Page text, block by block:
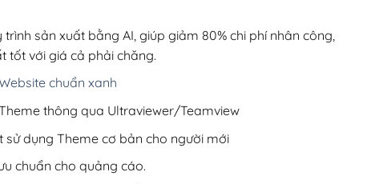
220,000₫.
sản xuất bằng AI, giúp giảm 80% chi phí nhân công,
tốt với giá cả phải chăng.
chuẩn xanh
thông qua Ultraviewer/Teamview
sử dụng Theme cơ bản cho người mới
chuẩn cho quảng cáo.